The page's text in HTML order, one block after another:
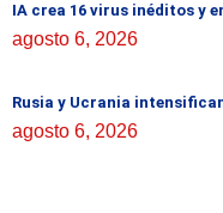
IA crea 16 virus inéditos y
agosto 6, 2026
Rusia y Ucrania
agosto 6, 2026